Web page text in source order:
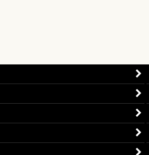
PIECE Heroines Edition【EB-03】
がれる意志【OP-13】
PIECE CARD THE BEST vol.2【PRB-02】
絆【OP-12】
拳【OP-11】